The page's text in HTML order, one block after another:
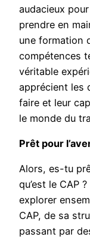
audacieux
prendre en
une formation
compétences
véritable
apprécient les
faire et leur
le monde du
Prêt pour
Alors, es-tu
qu’est le CAP
explorer
CAP, de sa
passant par